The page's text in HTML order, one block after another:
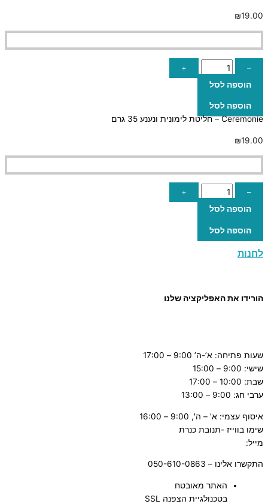
₪19.00
–
+
הוספה לסל
הוספה לסל
Ceremonie – חליטת לימונית ונענע 35 גרם
₪19.00
–
+
הוספה לסל
הוספה לסל
לחנות
הורידו את האפליקציה שלנו
שעות פתיחה: א’-ה’ 9:00 – 17:00
שישי: 9:00 – 15:00
שבת: 10:00 – 17:00
ערבי חג: 9:00 – 13:00
איסוף עצמי: א' – ה', 9:00 – 16:00
שימו בווייז -תנובת כנרת
מייל:
התקשרו אלינו – 050-610-0863
האתר מאובטח
בטכנולגיית הצפנה SSL